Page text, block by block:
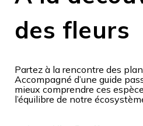
des fleurs
Partez à la rencontre des
Accompagné d’une guide
mieux comprendre ces
l’équilibre de notre